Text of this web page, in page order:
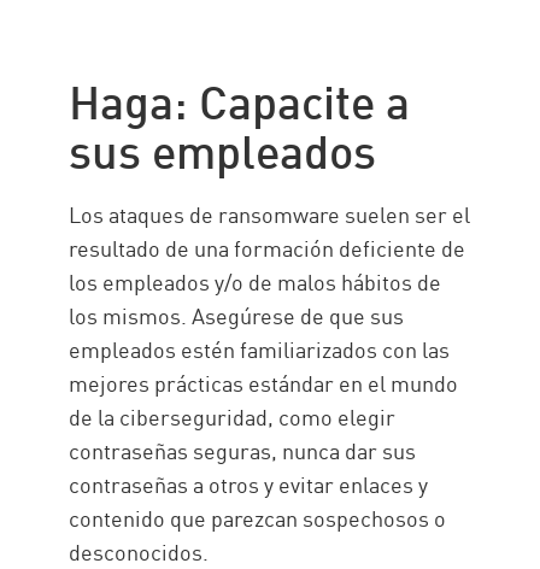
Haga: Capacite a
sus empleados
Los ataques de ransomware suelen ser el
resultado de una formación deficiente de
los empleados y/o de malos hábitos de
los mismos. Asegúrese de que sus
empleados estén familiarizados con las
mejores prácticas estándar en el mundo
de la ciberseguridad, como elegir
contraseñas seguras, nunca dar sus
contraseñas a otros y evitar enlaces y
contenido que parezcan sospechosos o
desconocidos.